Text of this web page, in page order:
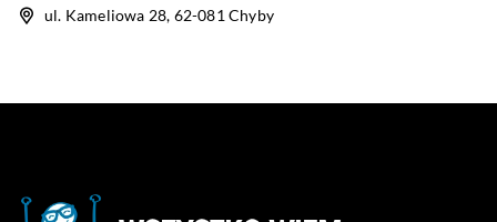
ul. Kameliowa 28, 62-081 Chyby